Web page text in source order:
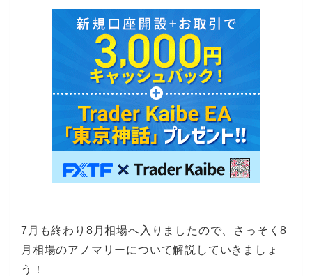
7月も終わり8月相場へ入りましたので、さっそく8
月相場のアノマリーについて解説していきましょ
う！